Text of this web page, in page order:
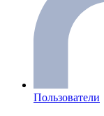
Пользователи